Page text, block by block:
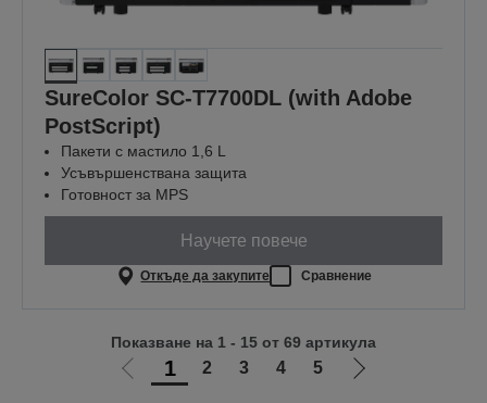
SureColor SC-T7700DL (with Adobe
PostScript)
Пакети с мастило 1,6 L
Усъвършенствана защита
Готовност за MPS
Научете повече
Откъде да закупите Сравнение
Отиди
1 2 3 4 5
Отиди
Показване на 1 - 15 от 69 артикула